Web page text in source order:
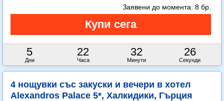
5
Дни
22
Часа
32
Минути
25
Секунди
Заявени до момента: 8 бр.
4 нощувки със закуски и вечери в хотел
Alexandros Palace 5*, Халкидики, Гърция